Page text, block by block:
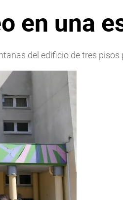
en una
del edificio de tres pisos